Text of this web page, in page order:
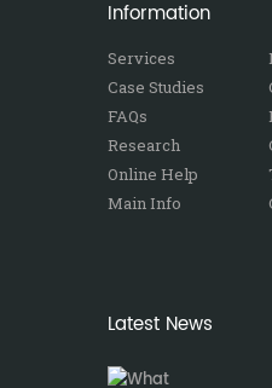
Information
Services
Case Studies
FAQs
Research
Online Help
Main Info
Latest News